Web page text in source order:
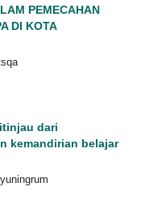
PEMECAHAN
DI KOTA
dari
kemandirian belajar